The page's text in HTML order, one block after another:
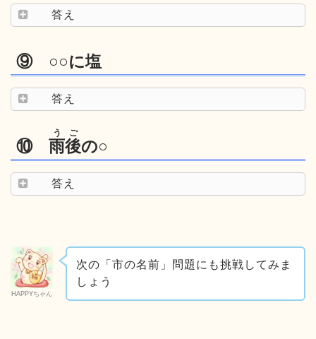
答え
⑨ ○○に塩
答え
⑩ 雨後
うご
の○
答え
HAPPYちゃん
次の「市の名前」問題にも挑戦してみま
しょう